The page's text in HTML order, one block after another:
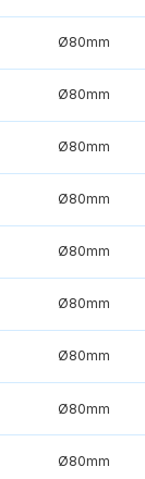
Ø80mm
Ø80mm
Ø80mm
Ø80mm
Ø80mm
Ø80mm
Ø80mm
Ø80mm
Ø80mm